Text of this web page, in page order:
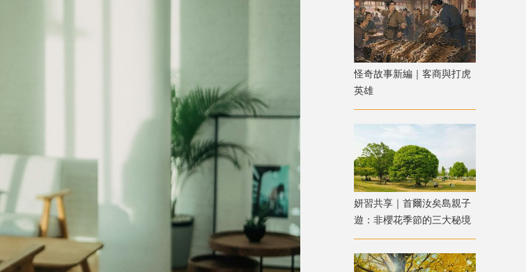
怪奇故事新編｜客商與打虎
英雄
妍習共享｜首爾汝矣島親子
遊：非櫻花季節的三大秘境